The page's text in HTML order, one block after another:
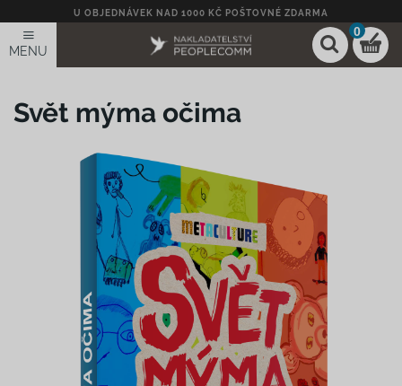
U OBJEDNÁVEK NAD 1000 KČ POŠTOVNÉ ZDARMA
MENU
0
Svět mýma očima